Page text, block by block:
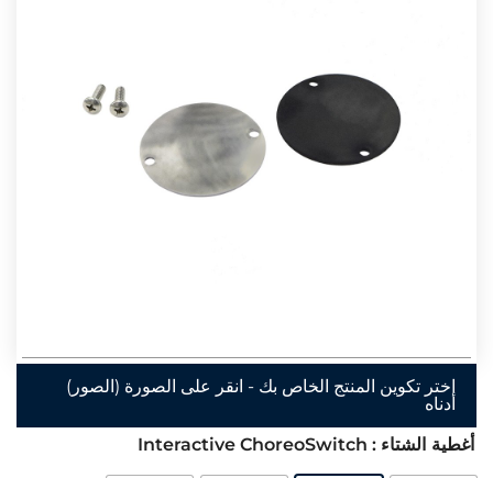
اختر تكوين المنتج الخاص بك - انقر على الصورة (الصور)
أدناه
أغطية الشتاء : Interactive ChoreoSwitch